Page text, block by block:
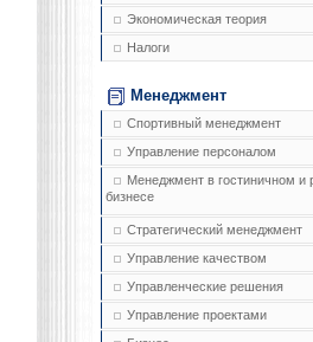
Экономическая теория
Налоги
Менеджмент
Спортивный менеджмент
Управление персоналом
Менеджмент в гостиничном и
бизнесе
Стратегический менеджмент
Управление качеством
Управленческие решения
Управление проектами